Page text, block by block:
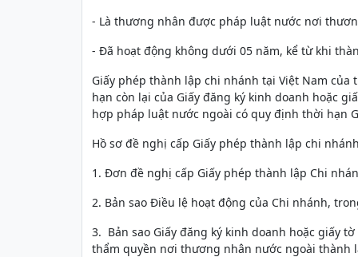
- Là thương nhân được pháp luật nước nơi
- Đã hoạt động không dưới 05 năm, kể từ khi
Giấy phép thành lập chi nhánh tại Việt Nam
hạn còn lại của Giấy đăng ký kinh doanh hoặc
hợp pháp luật nước ngoài có quy định thời hạn
Hồ sơ đề nghị cấp Giấy phép thành lập chi
1. Đơn đề nghị cấp Giấy phép thành lập Chi
2. Bản sao Điều lệ hoạt động của Chi nhánh,
3. Bản sao Giấy đăng ký kinh doanh hoặc giấy
thẩm quyền nơi thương nhân nước ngoài thành